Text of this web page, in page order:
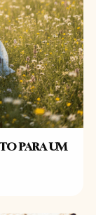
PARA UM